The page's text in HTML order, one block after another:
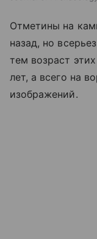
Отметины на
назад, но
тем возраст
лет, а всего на
изображений.